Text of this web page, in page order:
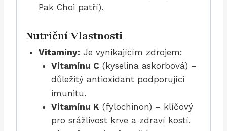
Pak Choi patří).
Nutriční Vlastnosti
Vitamíny: Je vynikajícím zdrojem:
Vitamínu C (kyselina askorbová) –
důležitý antioxidant podporující
imunitu.
Vitamínu K (fylochinon) – klíčový
pro srážlivost krve a zdraví kostí.